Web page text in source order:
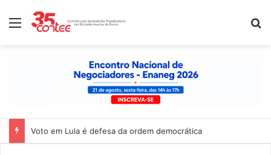
Menu
Voto em Lula é defesa da ordem democrática